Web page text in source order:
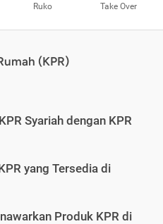
Ruko Take Over
(KPR)
Syariah dengan KPR
yang Tersedia di
Produk KPR di